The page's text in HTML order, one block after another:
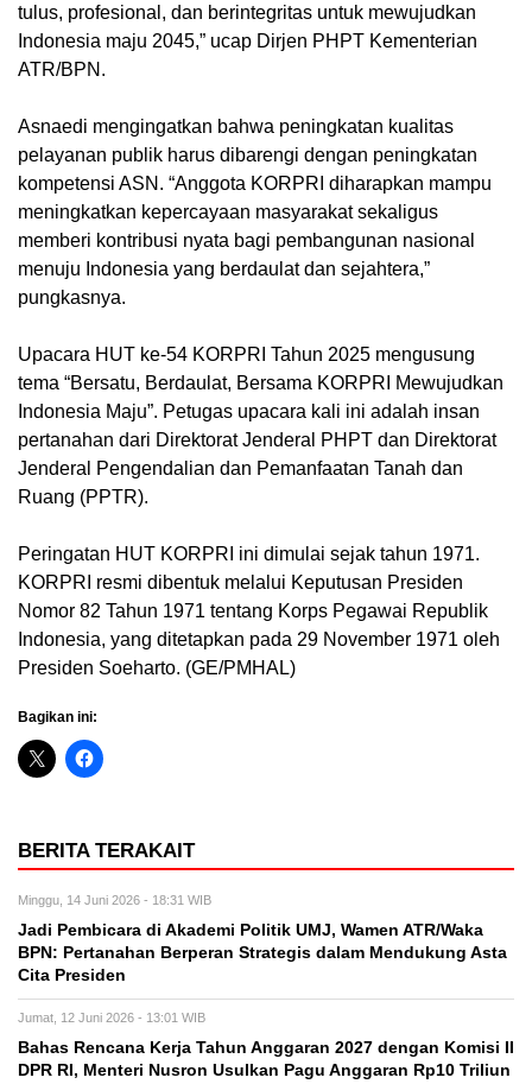
tulus, profesional, dan berintegritas untuk mewujudkan
Indonesia maju 2045,” ucap Dirjen PHPT Kementerian
ATR/BPN.
Asnaedi mengingatkan bahwa peningkatan kualitas
pelayanan publik harus dibarengi dengan peningkatan
kompetensi ASN. “Anggota KORPRI diharapkan mampu
meningkatkan kepercayaan masyarakat sekaligus
memberi kontribusi nyata bagi pembangunan nasional
menuju Indonesia yang berdaulat dan sejahtera,”
pungkasnya.
Upacara HUT ke-54 KORPRI Tahun 2025 mengusung
tema “Bersatu, Berdaulat, Bersama KORPRI Mewujudkan
Indonesia Maju”. Petugas upacara kali ini adalah insan
pertanahan dari Direktorat Jenderal PHPT dan Direktorat
Jenderal Pengendalian dan Pemanfaatan Tanah dan
Ruang (PPTR).
Peringatan HUT KORPRI ini dimulai sejak tahun 1971.
KORPRI resmi dibentuk melalui Keputusan Presiden
Nomor 82 Tahun 1971 tentang Korps Pegawai Republik
Indonesia, yang ditetapkan pada 29 November 1971 oleh
Presiden Soeharto. (GE/PMHAL)
Bagikan ini:
BERITA TERAKAIT
Minggu, 14 Juni 2026 - 18:31 WIB
Jadi Pembicara di Akademi Politik UMJ, Wamen ATR/Waka
BPN: Pertanahan Berperan Strategis dalam Mendukung Asta
Cita Presiden
Jumat, 12 Juni 2026 - 13:01 WIB
Bahas Rencana Kerja Tahun Anggaran 2027 dengan Komisi II
DPR RI, Menteri Nusron Usulkan Pagu Anggaran Rp10 Triliun